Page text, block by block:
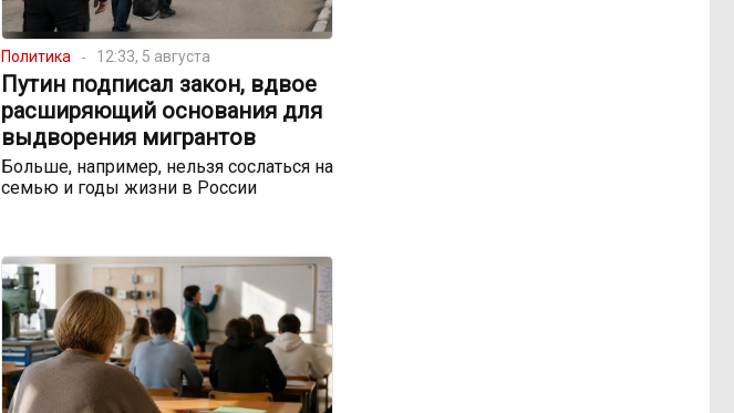
Политика 12:33, 5 августа
Путин подписал закон, вдвое
расширяющий основания для
выдворения мигрантов
Больше, например, нельзя сослаться на
семью и годы жизни в России